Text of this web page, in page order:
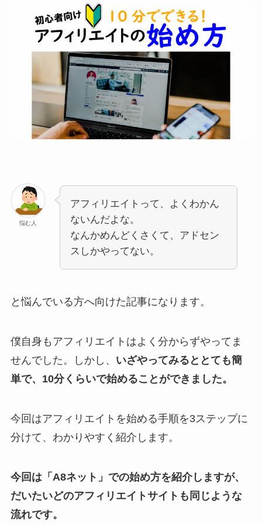
悩む人
アフィリエイトって、よくわかん
ないんだよな。
なんかめんどくさくて、アドセン
スしかやってない。
と悩んでいる方へ向けた記事になります。
僕自身もアフィリエイトはよく分からずやってま
せんでした。しかし、 いざやってみるととても簡
単で、10分くらいで始めることができました。
今回はアフィリエイトを始める手順を3ステップに
分けて、わかりやすく紹介します。
今回は「A8ネット」での始め方を紹介しますが、
だいたいどのアフィリエイトサイトも同じような
流れです。